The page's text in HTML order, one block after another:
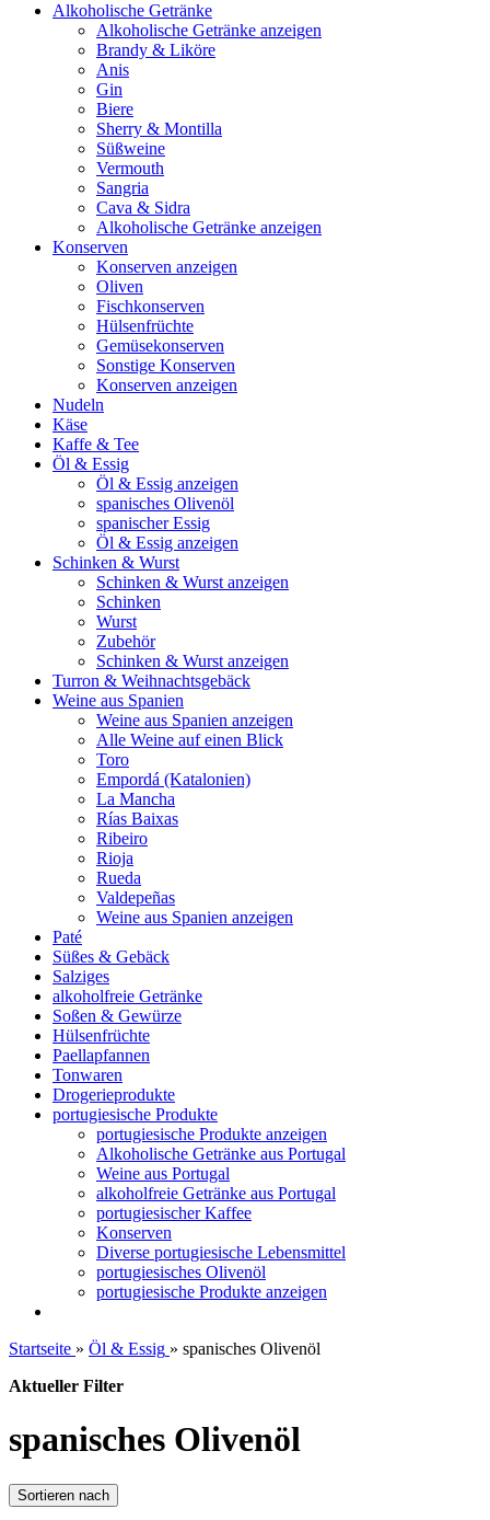
Alkoholische Getränke
Alkoholische Getränke anzeigen
Brandy & Liköre
Anis
Gin
Biere
Sherry & Montilla
Süßweine
Vermouth
Sangria
Cava & Sidra
Alkoholische Getränke anzeigen
Konserven
Konserven anzeigen
Oliven
Fischkonserven
Hülsenfrüchte
Gemüsekonserven
Sonstige Konserven
Konserven anzeigen
Nudeln
Käse
Kaffe & Tee
Öl & Essig
Öl & Essig anzeigen
spanisches Olivenöl
spanischer Essig
Öl & Essig anzeigen
Schinken & Wurst
Schinken & Wurst anzeigen
Schinken
Wurst
Zubehör
Schinken & Wurst anzeigen
Turron & Weihnachtsgebäck
Weine aus Spanien
Weine aus Spanien anzeigen
Alle Weine auf einen Blick
Toro
Empordá (Katalonien)
La Mancha
Rías Baixas
Ribeiro
Rioja
Rueda
Valdepeñas
Weine aus Spanien anzeigen
Paté
Süßes & Gebäck
Salziges
alkoholfreie Getränke
Soßen & Gewürze
Hülsenfrüchte
Paellapfannen
Tonwaren
Drogerieprodukte
portugiesische Produkte
portugiesische Produkte anzeigen
Alkoholische Getränke aus Portugal
Weine aus Portugal
alkoholfreie Getränke aus Portugal
portugiesischer Kaffee
Konserven
Diverse portugiesische Lebensmittel
portugiesisches Olivenöl
portugiesische Produkte anzeigen
Startseite » Öl & Essig » spanisches Olivenöl
Aktueller Filter
spanisches Olivenöl
Sortieren nach